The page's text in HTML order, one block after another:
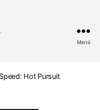
Menü
Hot Pursuit